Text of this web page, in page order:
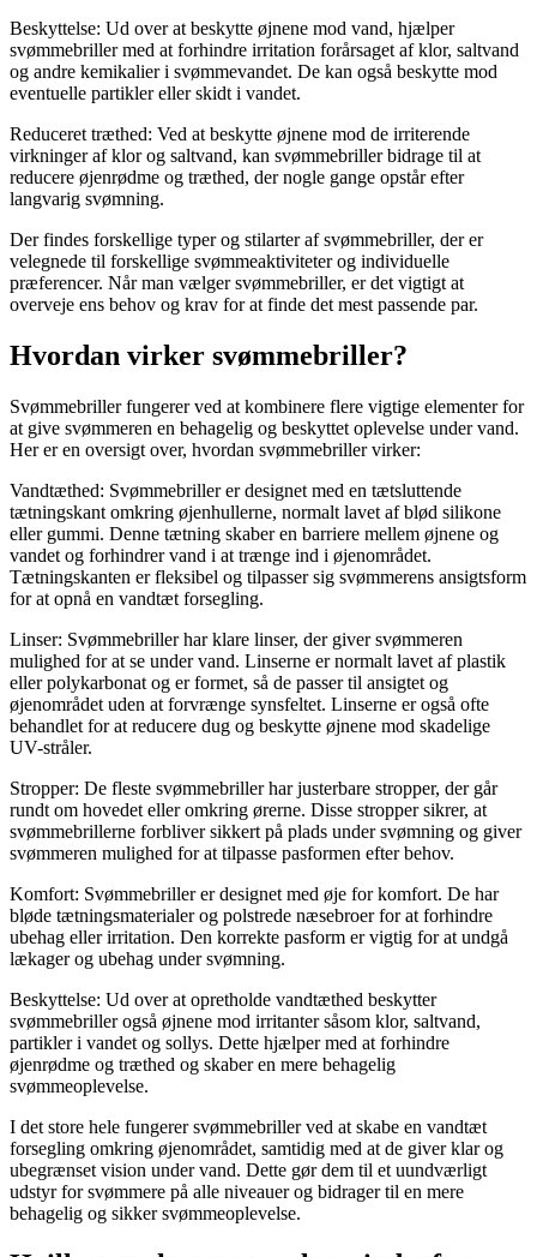
Beskyttelse: Ud over at beskytte øjnene mod vand, hjælper
svømmebriller med at forhindre irritation forårsaget af klor, saltvand
og andre kemikalier i svømmevandet. De kan også beskytte mod
eventuelle partikler eller skidt i vandet.
Reduceret træthed: Ved at beskytte øjnene mod de irriterende
virkninger af klor og saltvand, kan svømmebriller bidrage til at
reducere øjenrødme og træthed, der nogle gange opstår efter
langvarig svømning.
Der findes forskellige typer og stilarter af svømmebriller, der er
velegnede til forskellige svømmeaktiviteter og individuelle
præferencer. Når man vælger svømmebriller, er det vigtigt at
overveje ens behov og krav for at finde det mest passende par.
Hvordan virker svømmebriller?
Svømmebriller fungerer ved at kombinere flere vigtige elementer for
at give svømmeren en behagelig og beskyttet oplevelse under vand.
Her er en oversigt over, hvordan svømmebriller virker:
Vandtæthed: Svømmebriller er designet med en tætsluttende
tætningskant omkring øjenhullerne, normalt lavet af blød silikone
eller gummi. Denne tætning skaber en barriere mellem øjnene og
vandet og forhindrer vand i at trænge ind i øjenområdet.
Tætningskanten er fleksibel og tilpasser sig svømmerens ansigtsform
for at opnå en vandtæt forsegling.
Linser: Svømmebriller har klare linser, der giver svømmeren
mulighed for at se under vand. Linserne er normalt lavet af plastik
eller polykarbonat og er formet, så de passer til ansigtet og
øjenområdet uden at forvrænge synsfeltet. Linserne er også ofte
behandlet for at reducere dug og beskytte øjnene mod skadelige
UV-stråler.
Stropper: De fleste svømmebriller har justerbare stropper, der går
rundt om hovedet eller omkring ørerne. Disse stropper sikrer, at
svømmebrillerne forbliver sikkert på plads under svømning og giver
svømmeren mulighed for at tilpasse pasformen efter behov.
Komfort: Svømmebriller er designet med øje for komfort. De har
bløde tætningsmaterialer og polstrede næsebroer for at forhindre
ubehag eller irritation. Den korrekte pasform er vigtig for at undgå
lækager og ubehag under svømning.
Beskyttelse: Ud over at opretholde vandtæthed beskytter
svømmebriller også øjnene mod irritanter såsom klor, saltvand,
partikler i vandet og sollys. Dette hjælper med at forhindre
øjenrødme og træthed og skaber en mere behagelig
svømmeoplevelse.
I det store hele fungerer svømmebriller ved at skabe en vandtæt
forsegling omkring øjenområdet, samtidig med at de giver klar og
ubegrænset vision under vand. Dette gør dem til et uundværligt
udstyr for svømmere på alle niveauer og bidrager til en mere
behagelig og sikker svømmeoplevelse.